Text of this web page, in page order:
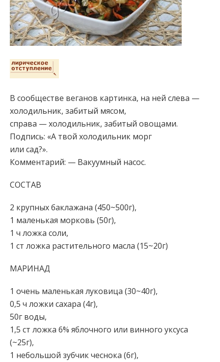
В сообществе веганов картинка, на ней слева —
холодильник, забитый мясом,
справа — холодильник, забитый овощами.
Подпись: «А твой холодильник морг
или сад?».
Комментарий: — Вакуумный насос.
СОСТАВ
2 крупных баклажана (450~500г),
1 маленькая морковь (50г),
1 ч ложка соли,
1 ст ложка растительного масла (15~20г)
МАРИНАД
1 очень маленькая луковица (30~40г),
0,5 ч ложки сахара (4г),
50г воды,
1,5 ст ложка 6% яблочного или винного уксуса
(~25г),
1 небольшой зубчик чеснока (6г),